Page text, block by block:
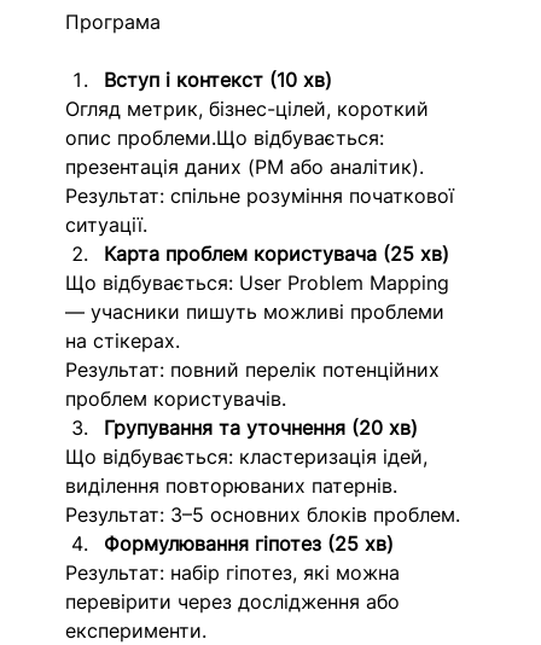
Програма
Вступ і контекст (10 хв)
Огляд метрик, бізнес-цілей, короткий
опис проблеми.Що відбувається:
презентація даних (PM або аналітик).
Результат: спільне розуміння початкової
ситуації.
Карта проблем користувача (25 хв)
Що відбувається: User Problem Mapping
— учасники пишуть можливі проблеми
на стікерах.
Результат: повний перелік потенційних
проблем користувачів.
Групування та уточнення (20 хв)
Що відбувається: кластеризація ідей,
виділення повторюваних патернів.
Результат: 3–5 основних блоків проблем.
Формулювання гіпотез (25 хв)
Результат: набір гіпотез, які можна
перевірити через дослідження або
експерименти.